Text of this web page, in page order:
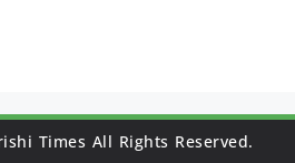
Times All Rights Reserved.